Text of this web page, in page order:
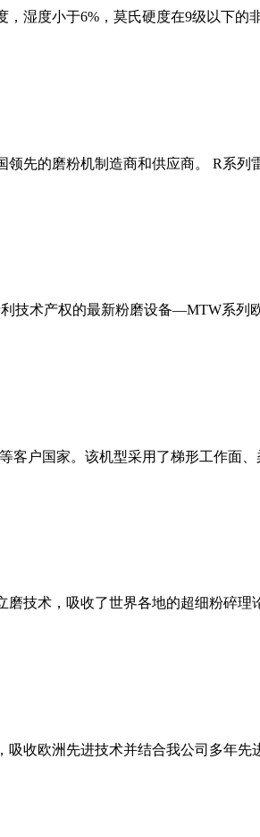
湿度小于6%，莫氏硬度在9级以下
先的磨粉机制造商和供应商。 R系
技术产权的最新粉磨设备—MTW系列
户国家。该机型采用了梯形工作面
技术，吸收了世界各地的超细粉碎
收欧洲先进技术并结合我公司多年